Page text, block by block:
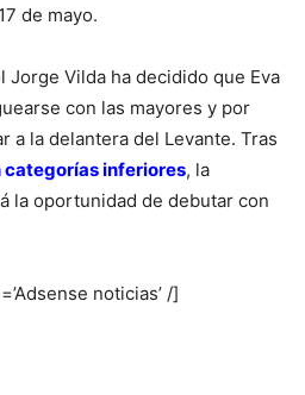
de mayo.
Jorge Vilda ha decidido que Eva
con las mayores y por
a la delantera del Levante. Tras
categorías inferiores, la
la oportunidad de debutar con
noticias’ /]